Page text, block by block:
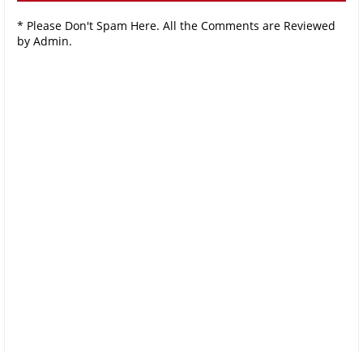
* Please Don't Spam Here. All the Comments are Reviewed
by Admin.